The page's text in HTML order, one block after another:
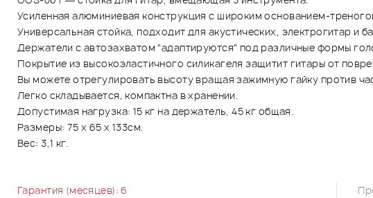
Усиленная алюминиевая конструкция с широким основанием-
Универсальная стойка, подходит для акустических, электрогитар и
Держатели с автозахватом "адаптируются" под различные формы
Покрытие из высокоэластичного силикагеля защитит гитары от
Вы можете отрегулировать высоту вращая зажимную гайку против
Легко складывается, компактна в хранении.
Допустимая нагрузка: 15 кг на держатель, 45 кг общая.
Размеры: 75 х 65 х 133см.
Вес: 3,1 кг.
Гарантия (месяцев): 6